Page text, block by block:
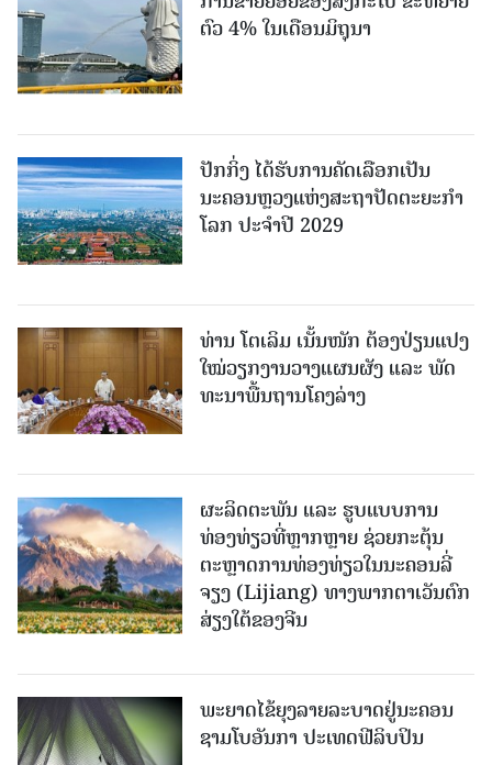
ຕົວ 4% ໃນເດືອນມິຖຸນາ
ປັກກິ່ງ ໄດ້ຮັບການຄັດເລືອກເປັນ
ນະຄອນຫຼວງແຫ່ງສະຖາປັດຕະຍະກຳ
ໂລກ ປະຈຳປີ 2029
ທ່ານ ໂຕ​ເລິມ ເນັ້ນໜັກ ຕ້ອງ​ປ່ຽນ​ແປງ​
ໃໝ່​ວຽກ​ງານ​ວາງ​ແຜນ​ຜັງ ແລະ ​ພັດ​
ທະ​ນາ​ພື້ນ​ຖານ​ໂຄງ​ລ່າງ
ຜະລິດຕະພັນ ແລະ ຮູບແບບການ
ທ່ອງທ່ຽວທີ່ຫຼາກຫຼາຍ ຊ່ວຍກະຕຸ້ນ
ຕະຫຼາດການທ່ອງທ່ຽວໃນນະຄອນລີ່
ຈຽງ (Lijiang) ທາງພາກຕາເວັນຕົກ
ສ່ຽງໃຕ້ຂອງຈີນ
ພະຍາດໄຂ້ຍຸງລາຍລະບາດຢູ່ນະຄອນ
ຊາມໂບ​ອັນກາ ປະເທດຟີລິບປິນ